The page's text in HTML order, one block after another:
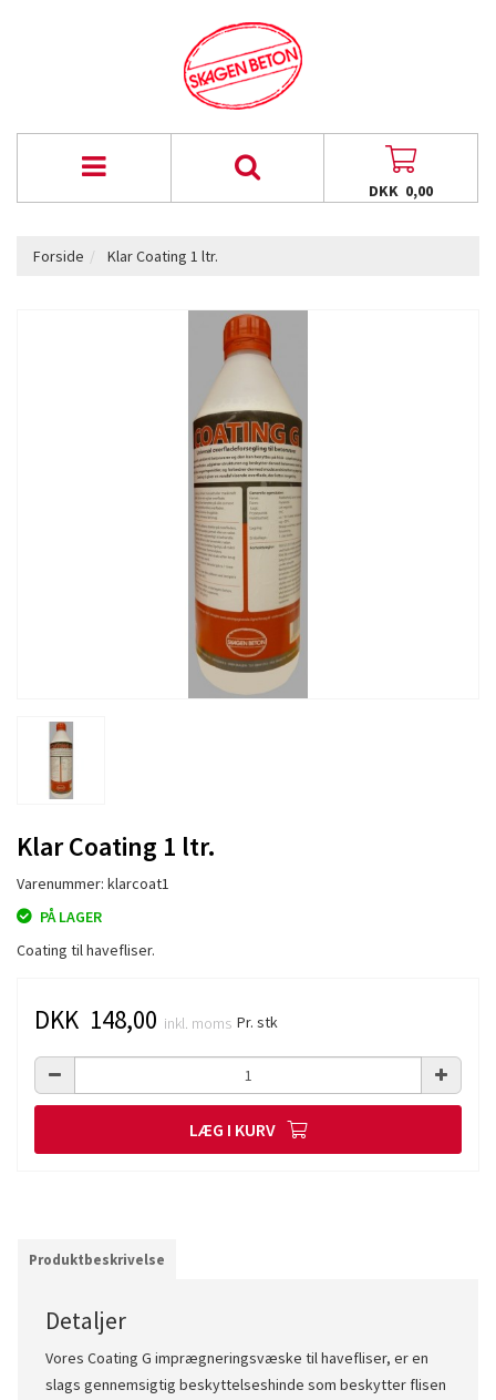
DKK 0,00
Forside Klar Coating 1 ltr.
Klar Coating 1 ltr.
Varenummer: klarcoat1
PÅ LAGER
Coating til havefliser.
DKK 148,00 inkl. moms Pr. stk
LÆG I KURV
Produktbeskrivelse
Detaljer
Vores Coating G imprægneringsvæske til havefliser, er en
slags gennemsigtig beskyttelseshinde som beskytter flisen